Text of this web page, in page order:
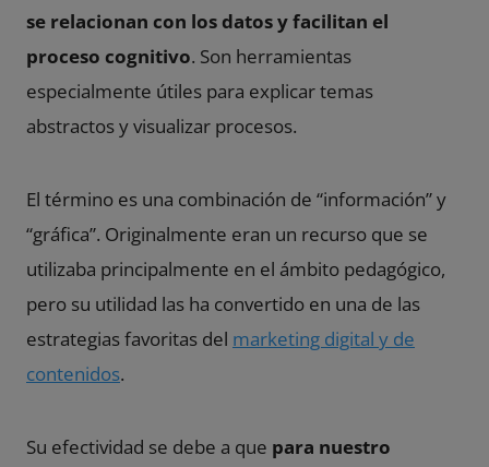
se relacionan con los datos y facilitan el
proceso cognitivo. Son herramientas
especialmente útiles para explicar temas
abstractos y visualizar procesos.
El término es una combinación de “información” y
“gráfica”. Originalmente eran un recurso que se
utilizaba principalmente en el ámbito pedagógico,
pero su utilidad las ha convertido en una de las
estrategias favoritas del marketing digital y de
contenidos.
Su efectividad se debe a que para nuestro